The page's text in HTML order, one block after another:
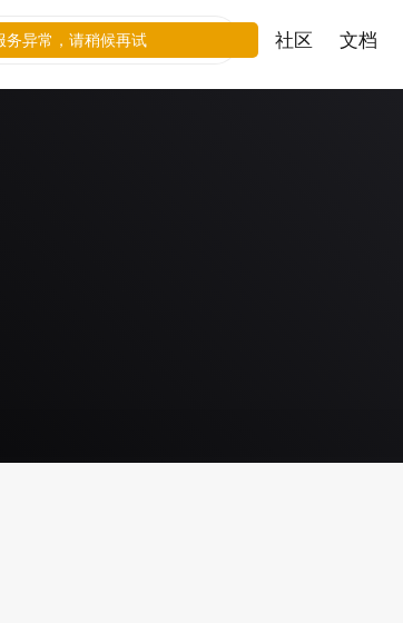
社区 文档
务异常，请稍候再试